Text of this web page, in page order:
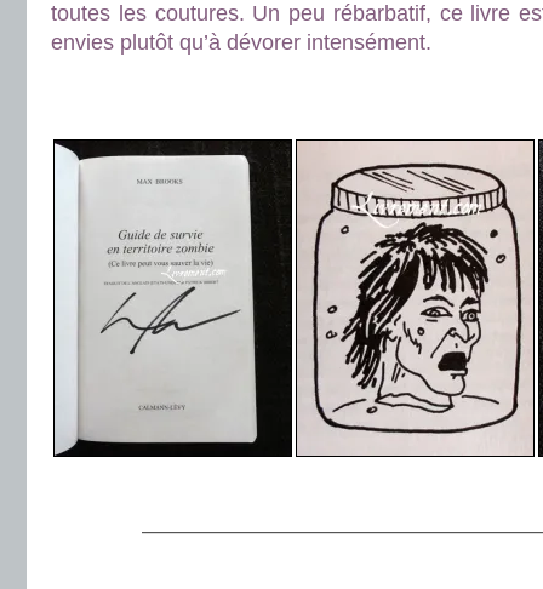
toutes les coutures. Un peu rébarbatif, ce livre
envies plutôt qu’à dévorer intensément.